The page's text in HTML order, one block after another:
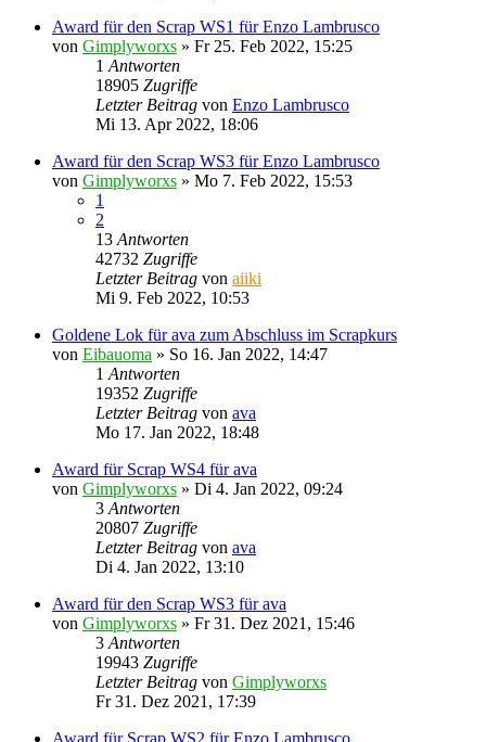
Award für den Scrap WS1 für Enzo Lambrusco
von Gimplyworxs » Fr 25. Feb 2022, 15:25
1 Antworten
18905 Zugriffe
Letzter Beitrag von Enzo Lambrusco
Mi 13. Apr 2022, 18:06
Award für den Scrap WS3 für Enzo Lambrusco
von Gimplyworxs » Mo 7. Feb 2022, 15:53
1
2
13 Antworten
42732 Zugriffe
Letzter Beitrag von aiiki
Mi 9. Feb 2022, 10:53
Goldene Lok für ava zum Abschluss im Scrapkurs
von Eibauoma » So 16. Jan 2022, 14:47
1 Antworten
19352 Zugriffe
Letzter Beitrag von ava
Mo 17. Jan 2022, 18:48
Award für Scrap WS4 für ava
von Gimplyworxs » Di 4. Jan 2022, 09:24
3 Antworten
20807 Zugriffe
Letzter Beitrag von ava
Di 4. Jan 2022, 13:10
Award für den Scrap WS3 für ava
von Gimplyworxs » Fr 31. Dez 2021, 15:46
3 Antworten
19943 Zugriffe
Letzter Beitrag von Gimplyworxs
Fr 31. Dez 2021, 17:39
Award für Scrap WS2 für Enzo Lambrusco